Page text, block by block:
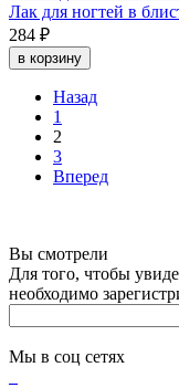
Лак для ногтей в
284 ₽
в корзину
Назад
1
2
3
Вперед
Вы смотрели
Для того, чтобы
необходимо
Мы в соц сетях